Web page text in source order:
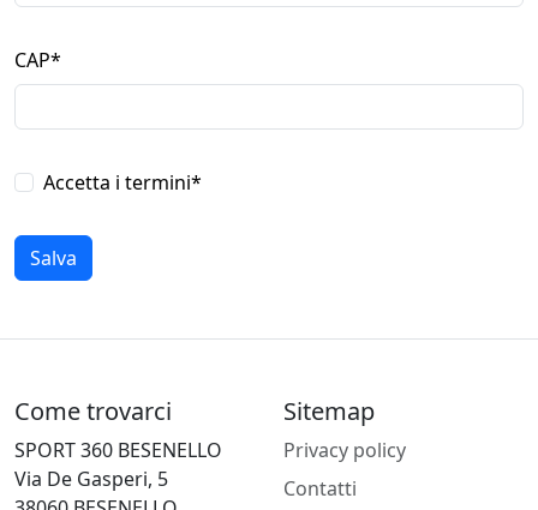
CAP*
Accetta i termini*
Salva
Come trovarci
SPORT 360 BESENELLO
Via De Gasperi, 5
Sitemap
Privacy policy
Contatti